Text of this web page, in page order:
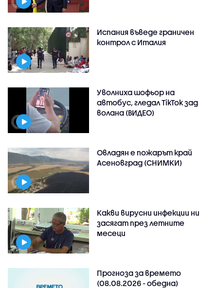
Испания въведе граничен
контрол с Италия
Уволниха шофьор на
автобус, гледал TikTok зад
волана (ВИДЕО)
Овладян е пожарът край
Асеновград (СНИМКИ)
Какви вирусни инфекции ни
засягат през летните
месеци
Прогноза за времето
(08.08.2026 - обедна)